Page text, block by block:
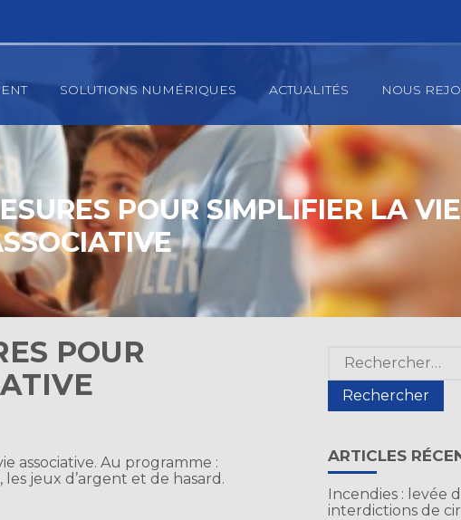
SOLUTIONS NUMÉRIQUES ACTUALITÉS NOUS
POUR SIMPLIFIER LA VIE
POUR
associative. Au programme :
jeux d’argent et de hasard.
Blog
sidebar
Rechercher :
ARTICLES
Incendies : levée
interdictions de